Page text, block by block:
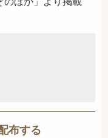
布する